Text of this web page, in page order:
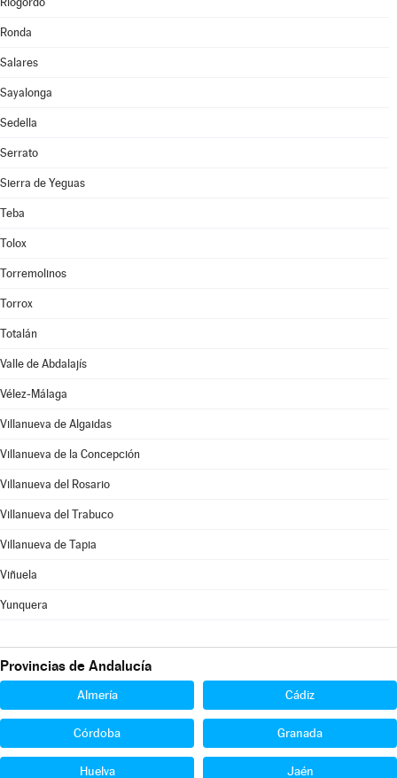
Ronda
Salares
Sayalonga
Sedella
Serrato
Sierra de Yeguas
Teba
Tolox
Torremolinos
Torrox
Totalán
Valle de Abdalajís
Vélez-Málaga
Villanueva de Algaidas
Villanueva de la Concepción
Villanueva del Rosario
Villanueva del Trabuco
Villanueva de Tapia
Viñuela
Yunquera
Provincias de Andalucía
Almería Cádiz
Córdoba Granada
Huelva Jaén